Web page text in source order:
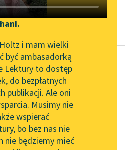
Zgłoś brak utworu
Narzędzia
Mapa Wolnych Lektur
Leśmianator
Przewodnik dla piszących i
czytających
i mam wielki
być ambasadorką
Lektury to dostęp
do bezpłatnych
publikacji. Ale oni
Musimy nie
wspierać
bo bez nas nie
nie będziemy mieć
Franciszek Karpiński
Powrót z Warszawy
na wieś
Nadziejo! czyż ja ciebie
w złotej chciał mieć